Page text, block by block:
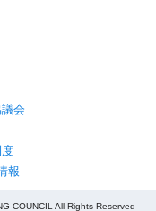
会
報
COUNCIL All Rights Reserved